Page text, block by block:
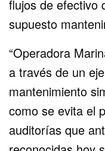
flujos de efectivo
supuesto
“Operadora
a través de un
mantenimiento
como se evita el
auditorías que